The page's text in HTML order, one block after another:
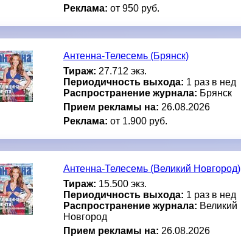
Реклама: от 950 руб.
Антенна-Телесемь (Брянск)
Тираж: 27.712 экз.
Периодичность выхода: 1 раз в нед
Распространение журнала: Брянск
Прием рекламы на: 26.08.2026
Реклама: от 1.900 руб.
Антенна-Телесемь (Великий Новгород)
Тираж: 15.500 экз.
Периодичность выхода: 1 раз в нед
Распространение журнала: Великий
Новгород
Прием рекламы на: 26.08.2026